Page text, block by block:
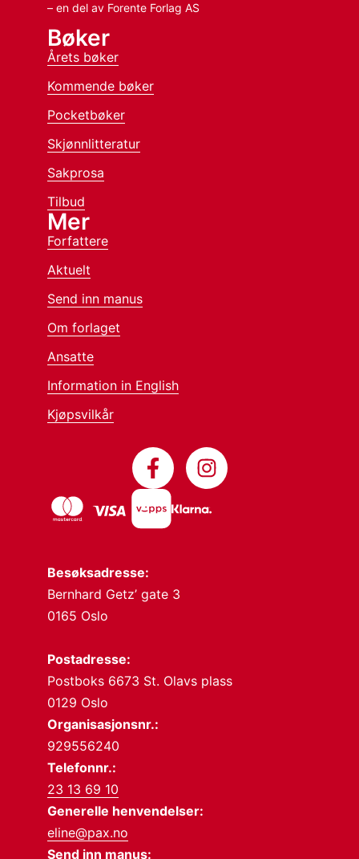
– en del av Forente Forlag AS
Besøksadresse:
Bernhard Getz’ gate 3
0165 Oslo
Postadresse:
Postboks 6673 St. Olavs plass
0129 Oslo
Organisasjonsnr.:
929556240
Telefonnr.:
23 13 69 10
Generelle henvendelser:
eline@pax.no
Send inn manus:
Bøker
Årets bøker
Kommende bøker
Pocketbøker
Skjønnlitteratur
Sakprosa
Tilbud
Mer
Forfattere
Aktuelt
Send inn manus
Om forlaget
Ansatte
Information in English
Kjøpsvilkår